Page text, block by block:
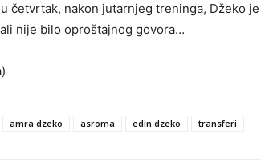
četvrtak, nakon jutarnjeg treninga, Džeko
nije bilo oproštajnog govora…
amra dzeko asroma edin dzeko transferi